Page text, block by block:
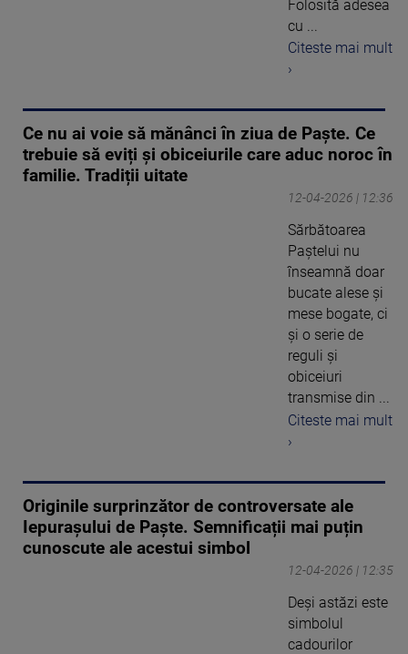
Folosită adesea
cu ...
Citeste mai mult
›
Ce nu ai voie să mănânci în ziua de Paște. Ce
trebuie să eviți și obiceiurile care aduc noroc în
familie. Tradiții uitate
12-04-2026 | 12:36
Sărbătoarea
Paștelui nu
înseamnă doar
bucate alese și
mese bogate, ci
și o serie de
reguli și
obiceiuri
transmise din ...
Citeste mai mult
›
Originile surprinzător de controversate ale
Iepurașului de Paște. Semnificații mai puțin
cunoscute ale acestui simbol
12-04-2026 | 12:35
Deși astăzi este
simbolul
cadourilor